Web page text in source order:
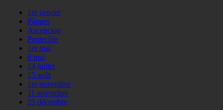
1er janvier
Pâques
Ascencion
Pentecôte
1er mai
8 mai
14 juillet
15 août
1er novembre
11 novembre
25 décembre